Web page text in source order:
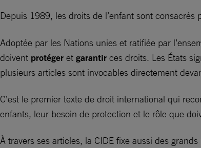
Depuis 1989, les droits de l’enfant sont consacrés
Adoptée par les Nations unies et ratifiée par
doivent protéger et garantir ces droits. Les États
plusieurs articles sont invocables directement
C’est le premier texte de droit international qui
enfants, leur besoin de protection et le rôle que
À travers ses articles, la CIDE fixe aussi des